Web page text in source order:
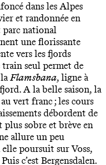
dans les Alpes
et randonnée en
parc national
une florissante
vers les fjords
train seul permet de
Flamsbana, ligne à
A la belle saison, la
vert franc ; les cours
débordent de
plus sobre et brève en
allure un peu
poursuit sur Voss,
c’est Bergensdalen.